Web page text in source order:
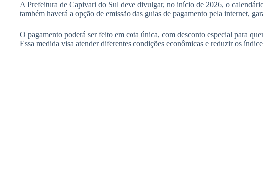
A Prefeitura de Capivari do Sul deve divulgar, no início de 2026, o
também haverá a opção de emissão das guias de pagamento pela internet,
O pagamento poderá ser feito em cota única, com desconto especial para
Essa medida visa atender diferentes condições econômicas e reduzir os